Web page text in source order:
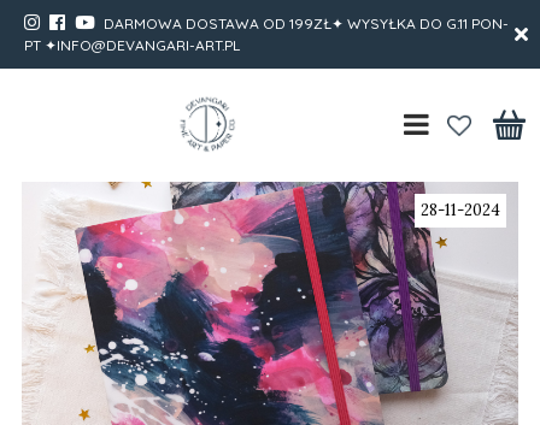
DARMOWA DOSTAWA OD 199ZŁ✦ WYSYŁKA DO G.11 PON-
PT ✦INFO@DEVANGARI-ART.PL
28-11-2024